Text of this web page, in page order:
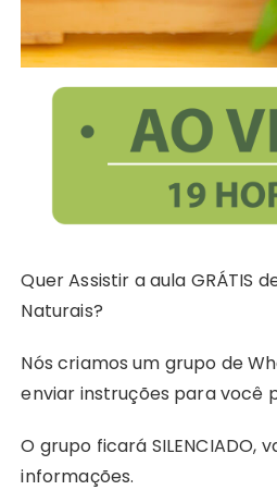
Quer Assistir a aula GRÁTIS
Naturais?
Nós criamos um grupo de
enviar instruções para você
O grupo ficará SILENCIADO,
informações.